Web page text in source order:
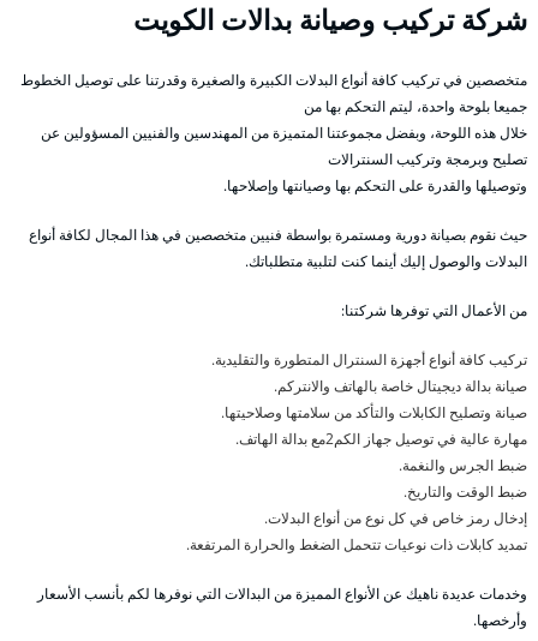
شركة تركيب وصيانة بدالات الكويت
متخصصين في تركيب كافة أنواع البدلات الكبيرة والصغيرة وقدرتنا على توصيل الخطوط
جميعا بلوحة واحدة، ليتم التحكم بها من
خلال هذه اللوحة، وبفضل مجموعتنا المتميزة من المهندسين والفنيين المسؤولين عن
تصليح وبرمجة وتركيب السنترالات
وتوصيلها والقدرة على التحكم بها وصيانتها وإصلاحها.
حيث نقوم بصيانة دورية ومستمرة بواسطة فنيين متخصصين في هذا المجال لكافة أنواع
البدلات والوصول إليك أينما كنت لتلبية متطلباتك.
من الأعمال التي توفرها شركتنا:
تركيب كافة أنواع أجهزة السنترال المتطورة والتقليدية.
صيانة بدالة ديجيتال خاصة بالهاتف والانتركم.
صيانة وتصليح الكابلات والتأكد من سلامتها وصلاحيتها.
مهارة عالية في توصيل جهاز الكم2مع بدالة الهاتف.
ضبط الجرس والنغمة.
ضبط الوقت والتاريخ.
إدخال رمز خاص في كل نوع من أنواع البدلات.
تمديد كابلات ذات نوعيات تتحمل الضغط والحرارة المرتفعة.
وخدمات عديدة ناهيك عن الأنواع المميزة من البدالات التي نوفرها لكم بأنسب الأسعار
وأرخصها.